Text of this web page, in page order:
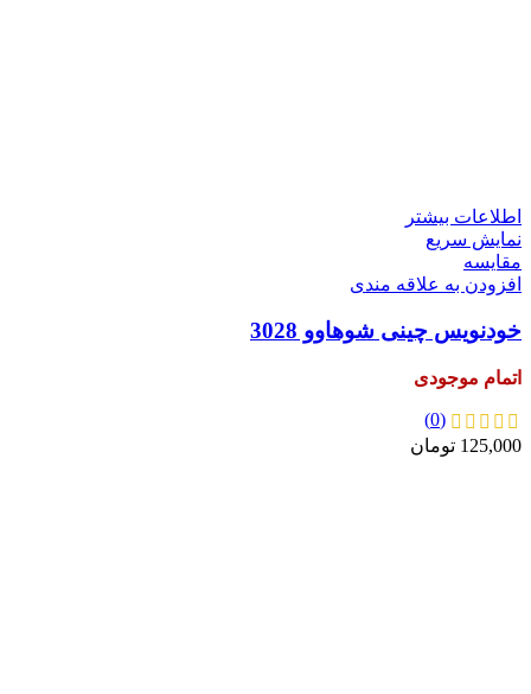
اطلاعات بیشتر
نمایش سریع
مقايسه
افزودن به علاقه مندی
خودنویس چینی شوهاوو 3028
اتمام موجودی
(0)
125,000 تومان